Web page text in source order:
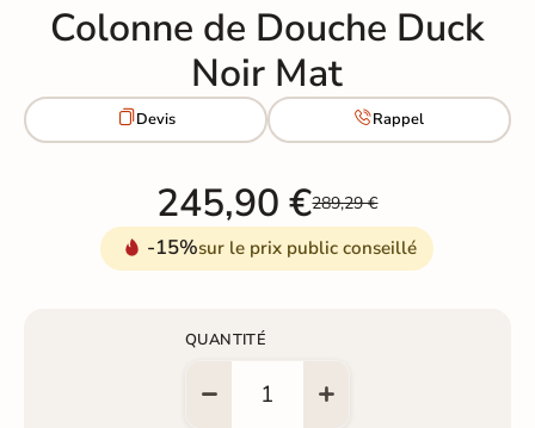
Colonne de Douche Duck
Noir Mat
Devis Rappel
245,90 €289,29 €
-15%sur le prix public conseillé
QUANTITÉ